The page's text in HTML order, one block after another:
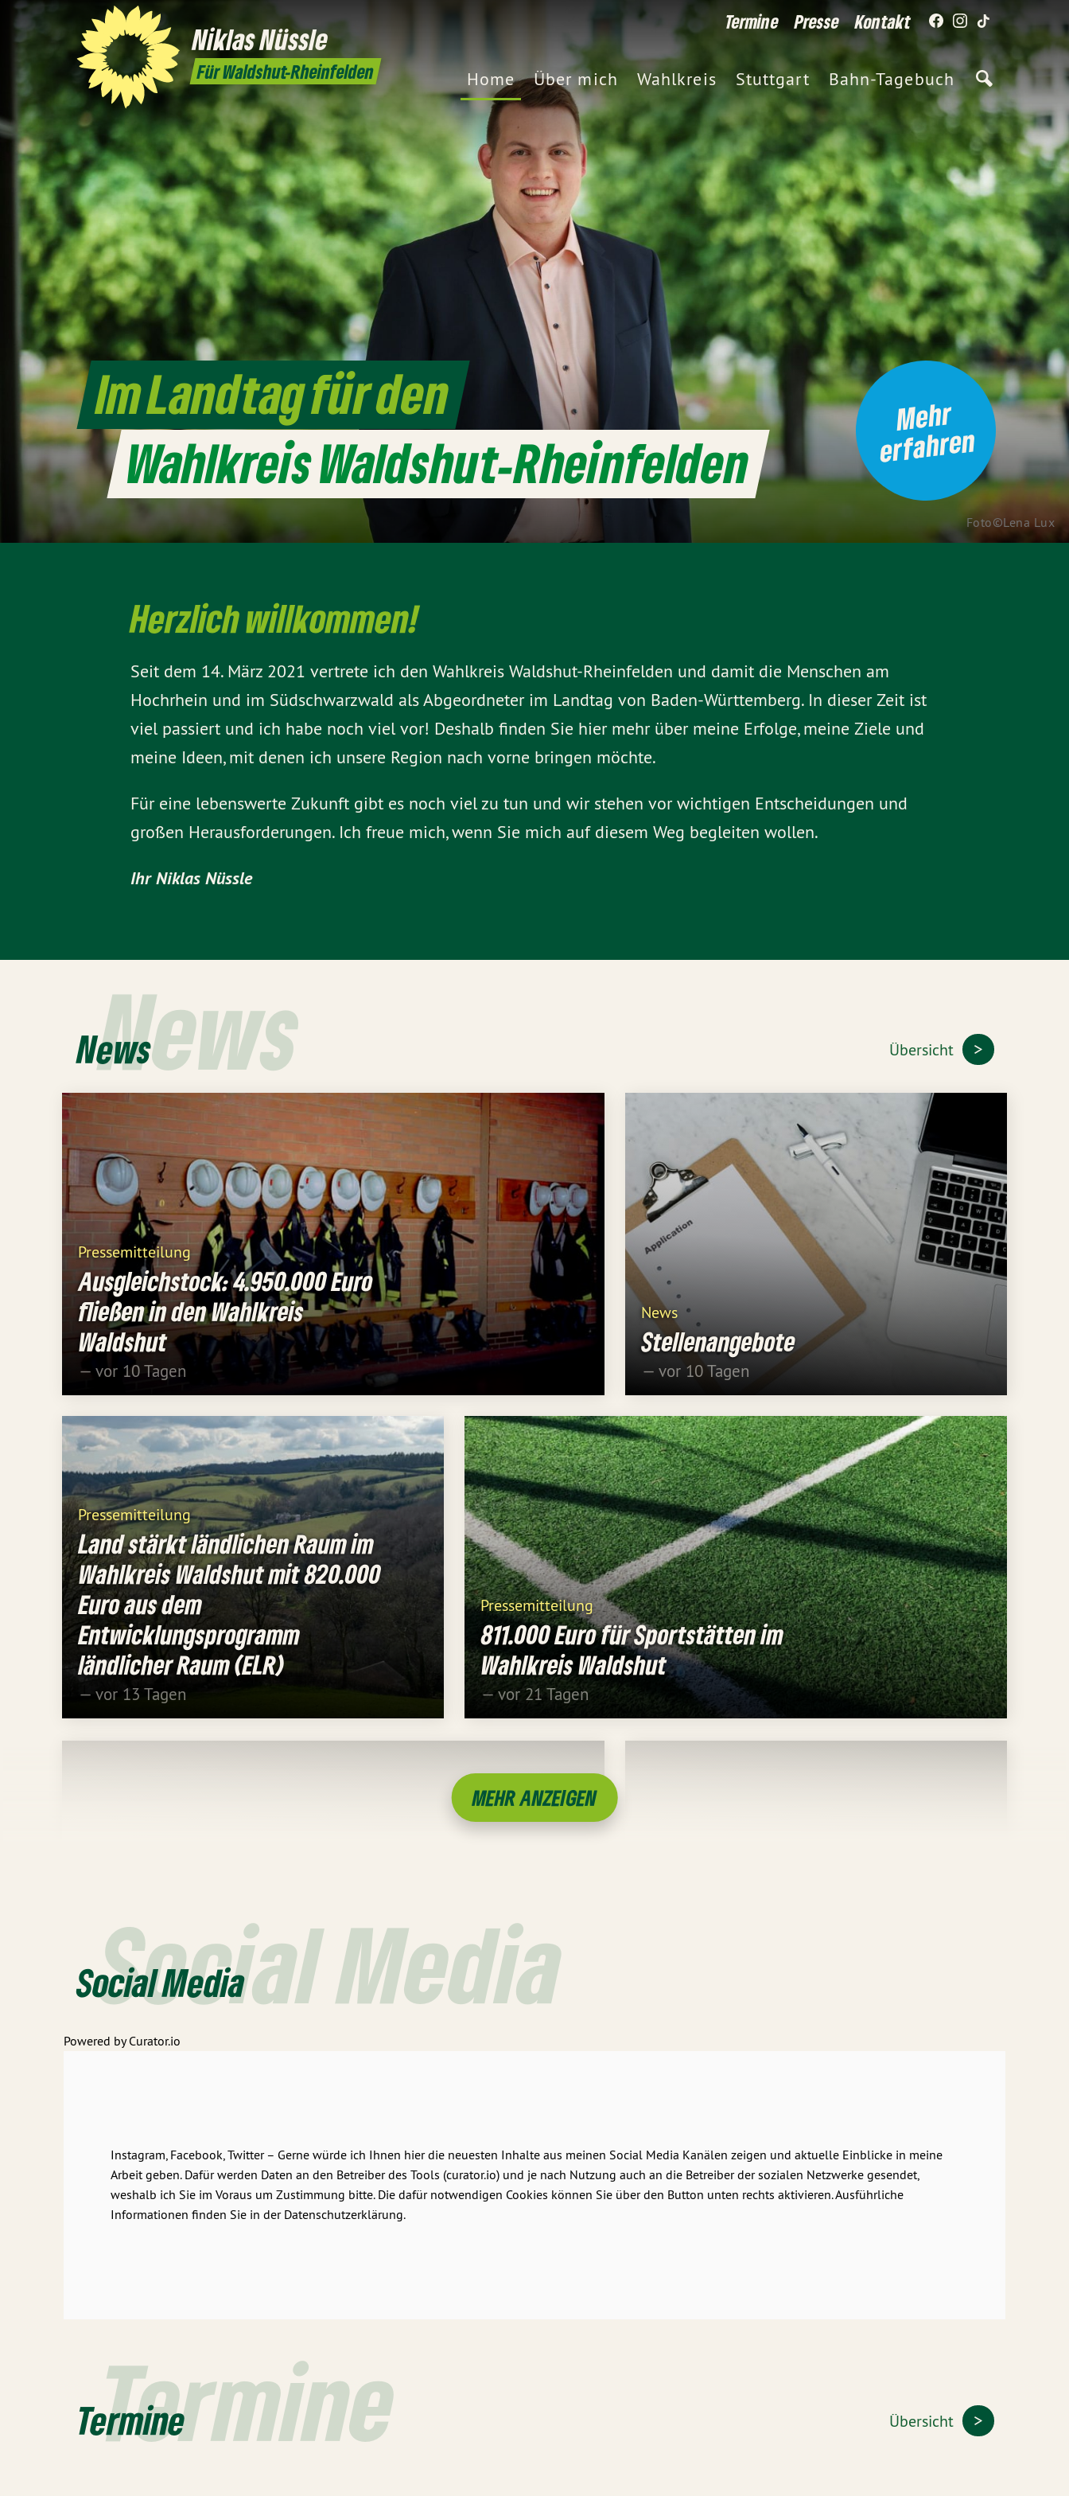
NiklasNüssle
Für Waldshut-Rheinfelden
Termine Presse Kontakt
Home Über mich Wahlkreis Stuttgart Bahn-Tagebuch
Foto©Lena Lux
Im Landtag für den
Wahlkreis Waldshut-Rheinfelden
Me
hr
erfa
hre
n
Herzlich willkommen!
Seit dem 14. März 2021 vertrete ich den Wahlkreis Waldshut-Rheinfelden und damit die Menschen am
Hochrhein und im Südschwarzwald als Abgeordneter im Landtag von Baden-Württemberg. In dieser Zeit ist
viel passiert und ich habe noch viel vor! Deshalb finden Sie hier mehr über meine Erfolge, meine Ziele und
meine Ideen, mit denen ich unsere Region nach vorne bringen möchte.
Für eine lebenswerte Zukunft gibt es noch viel zu tun und wir stehen vor wichtigen Entscheidungen und
großen Herausforderungen. Ich freue mich, wenn Sie mich auf diesem Weg begleiten wollen.
Ihr Niklas Nüssle
News
News Übersicht
Pressemitteilung
Ausgleichstock: 4.950.000 Euro
fließen in den Wahlkreis
Waldshut
— vor 10 Tagen
News
Stellenangebote
— vor 10 Tagen
Pressemitteilung
Land stärkt ländlichen Raum im
Wahlkreis Waldshut mit 820.000
Euro aus dem
Entwicklungsprogramm
ländlicher Raum (ELR)
— vor 13 Tagen
Pressemitteilung
811.000 Euro für Sportstätten im
Wahlkreis Waldshut
— vor 21 Tagen
MEHR ANZEIGEN
Social Media
Social Media
Powered by Curator.io
Instagram, Facebook, Twitter – Gerne würde ich Ihnen hier die neuesten Inhalte aus meinen Social Media Kanälen zeigen und aktuelle Einblicke in meine
Arbeit geben. Dafür werden Daten an den Betreiber des Tools (curator.io) und je nach Nutzung auch an die Betreiber der sozialen Netzwerke gesendet,
weshalb ich Sie im Voraus um Zustimmung bitte. Die dafür notwendigen Cookies können Sie über den Button unten rechts aktivieren. Ausführliche
Informationen finden Sie in der Datenschutzerklärung.
Termine
Termine Übersicht